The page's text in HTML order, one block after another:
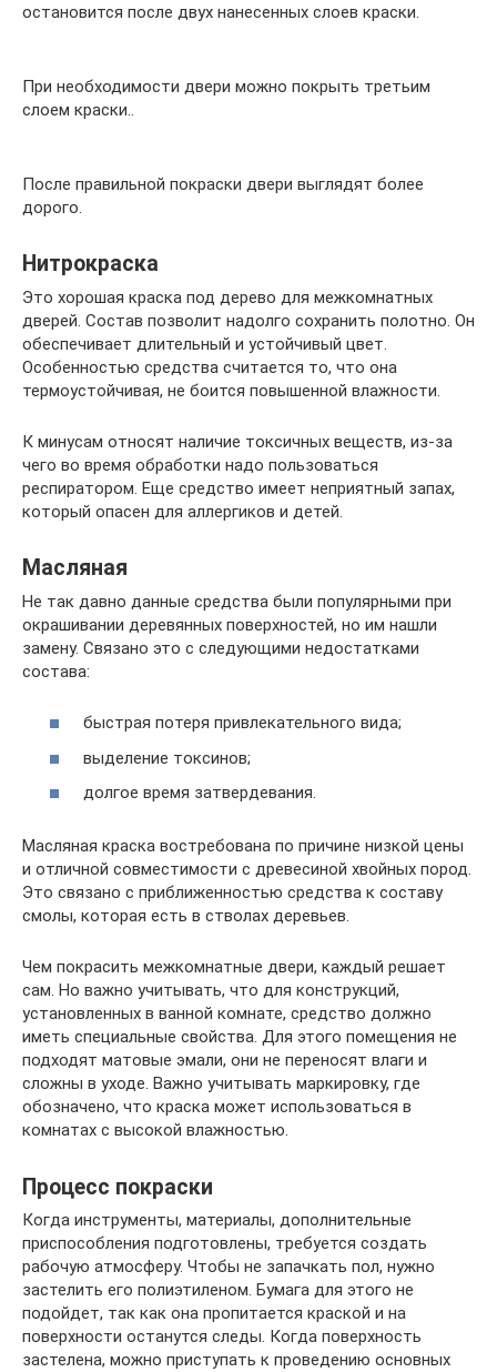
остановится после двух нанесенных слоев краски.
При необходимости двери можно покрыть третьим
слоем краски..
После правильной покраски двери выглядят более
дорого.
Нитрокраска
Это хорошая краска под дерево для межкомнатных
дверей. Состав позволит надолго сохранить полотно. Он
обеспечивает длительный и устойчивый цвет.
Особенностью средства считается то, что она
термоустойчивая, не боится повышенной влажности.
К минусам относят наличие токсичных веществ, из-за
чего во время обработки надо пользоваться
респиратором. Еще средство имеет неприятный запах,
который опасен для аллергиков и детей.
Масляная
Не так давно данные средства были популярными при
окрашивании деревянных поверхностей, но им нашли
замену. Связано это с следующими недостатками
состава:
быстрая потеря привлекательного вида;
выделение токсинов;
долгое время затвердевания.
Масляная краска востребована по причине низкой цены
и отличной совместимости с древесиной хвойных пород.
Это связано с приближенностью средства к составу
смолы, которая есть в стволах деревьев.
Чем покрасить межкомнатные двери, каждый решает
сам. Но важно учитывать, что для конструкций,
установленных в ванной комнате, средство должно
иметь специальные свойства. Для этого помещения не
подходят матовые эмали, они не переносят влаги и
сложны в уходе. Важно учитывать маркировку, где
обозначено, что краска может использоваться в
комнатах с высокой влажностью.
Процесс покраски
Когда инструменты, материалы, дополнительные
приспособления подготовлены, требуется создать
рабочую атмосферу. Чтобы не запачкать пол, нужно
застелить его полиэтиленом. Бумага для этого не
подойдет, так как она пропитается краской и на
поверхности останутся следы. Когда поверхность
застелена, можно приступать к проведению основных